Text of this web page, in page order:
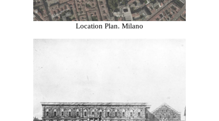
Location Plan. Milano